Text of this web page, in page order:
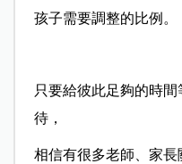
孩子需要調整的比例。
只要給彼此足夠的時
待，
相信有很多老師、家